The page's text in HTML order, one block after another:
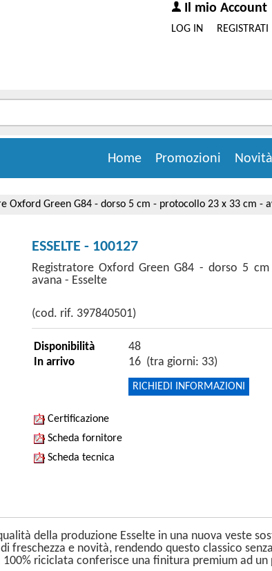
Il mio Account
REGISTRATI
LOG IN
Novità
Promozioni
Home
Oxford Green G84 - dorso 5 cm - protocollo 23 x 33 cm -
ESSELTE - 100127
Registratore Oxford Green G84 - dorso 5
avana - Esselte
(cod. rif. 397840501)
Disponibilità 48
In arrivo 16 (tra giorni: 33)
RICHIEDI INFORMAZIONI
Certificazione
Scheda fornitore
Scheda tecnica
della produzione Esselte in una nuova veste
e novità, rendendo questo classico
riciclata conferisce una finitura premium ad